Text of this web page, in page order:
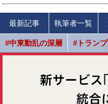
最新記事 執筆者一覧
#中東動乱の深層 #トラン